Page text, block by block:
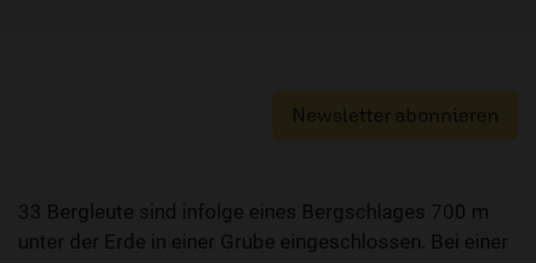
Newsletter abonnieren
33 Bergleute sind infolge eines Bergschlages 700 m
unter der Erde in einer Grube eingeschlossen. Bei einer